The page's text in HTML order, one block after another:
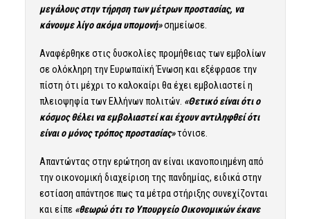
μεγάλους στην τήρηση των μέτρων προστασίας, να
κάνουμε λίγο ακόμα υπομονή»σημείωσε.
Αναφέρθηκε στις δυσκολίες προμήθειας των εμβολίων
σε ολόκληρη την Ευρωπαϊκή Ένωση και εξέφρασε την
πίστη ότι μέχρι το καλοκαίρι θα έχει εμβολιαστεί η
πλειοψηφία των Ελλήνων πολιτών. «Θετικό είναι ότι ο
κόσμος θέλει να εμβολιαστεί και έχουν αντιληφθεί ότι
είναι ο μόνος τρόπος προστασίας»τόνισε.
Απαντώντας στην ερώτηση αν είναι ικανοποιημένη από
την οικονομική διαχείριση της πανδημίας, ειδικά στην
εστίαση απάντησε πως τα μέτρα στήριξης συνεχίζονται
και είπε «θεωρώ ότι το Υπουργείο Οικονομικών έκανε